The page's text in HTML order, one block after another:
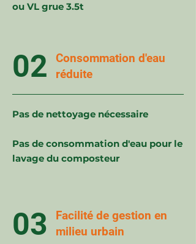
ou VL grue 3.5t
02
Consommation d'eau
réduite
Pas de nettoyage nécessaire
Pas de consommation d'eau pour le
lavage du composteur
03
Facilité de gestion en
milieu urbain